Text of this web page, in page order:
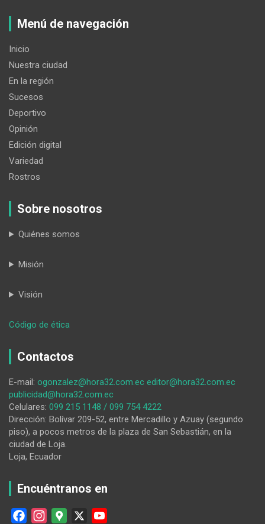
Menú de navegación
Inicio
Nuestra ciudad
En la región
Sucesos
Deportivo
Opinión
Edición digital
Variedad
Rostros
Sobre nosotros
Quiénes somos
Misión
Visión
Código de ética
arquitectura
y
vernácula
en
Loja
Contactos
E-mail: ogonzalez@hora32.com.ec editor@hora32.com.ec
publicidad@hora32.com.ec
Celulares: 099 215 1148 / 099 754 4222
Dirección: Bolívar 209-52, entre Mercadillo y Azuay (segundo
piso), a pocos metros de la plaza de San Sebastián, en la
ciudad de Loja.
Loja, Ecuador
Encuéntranos en